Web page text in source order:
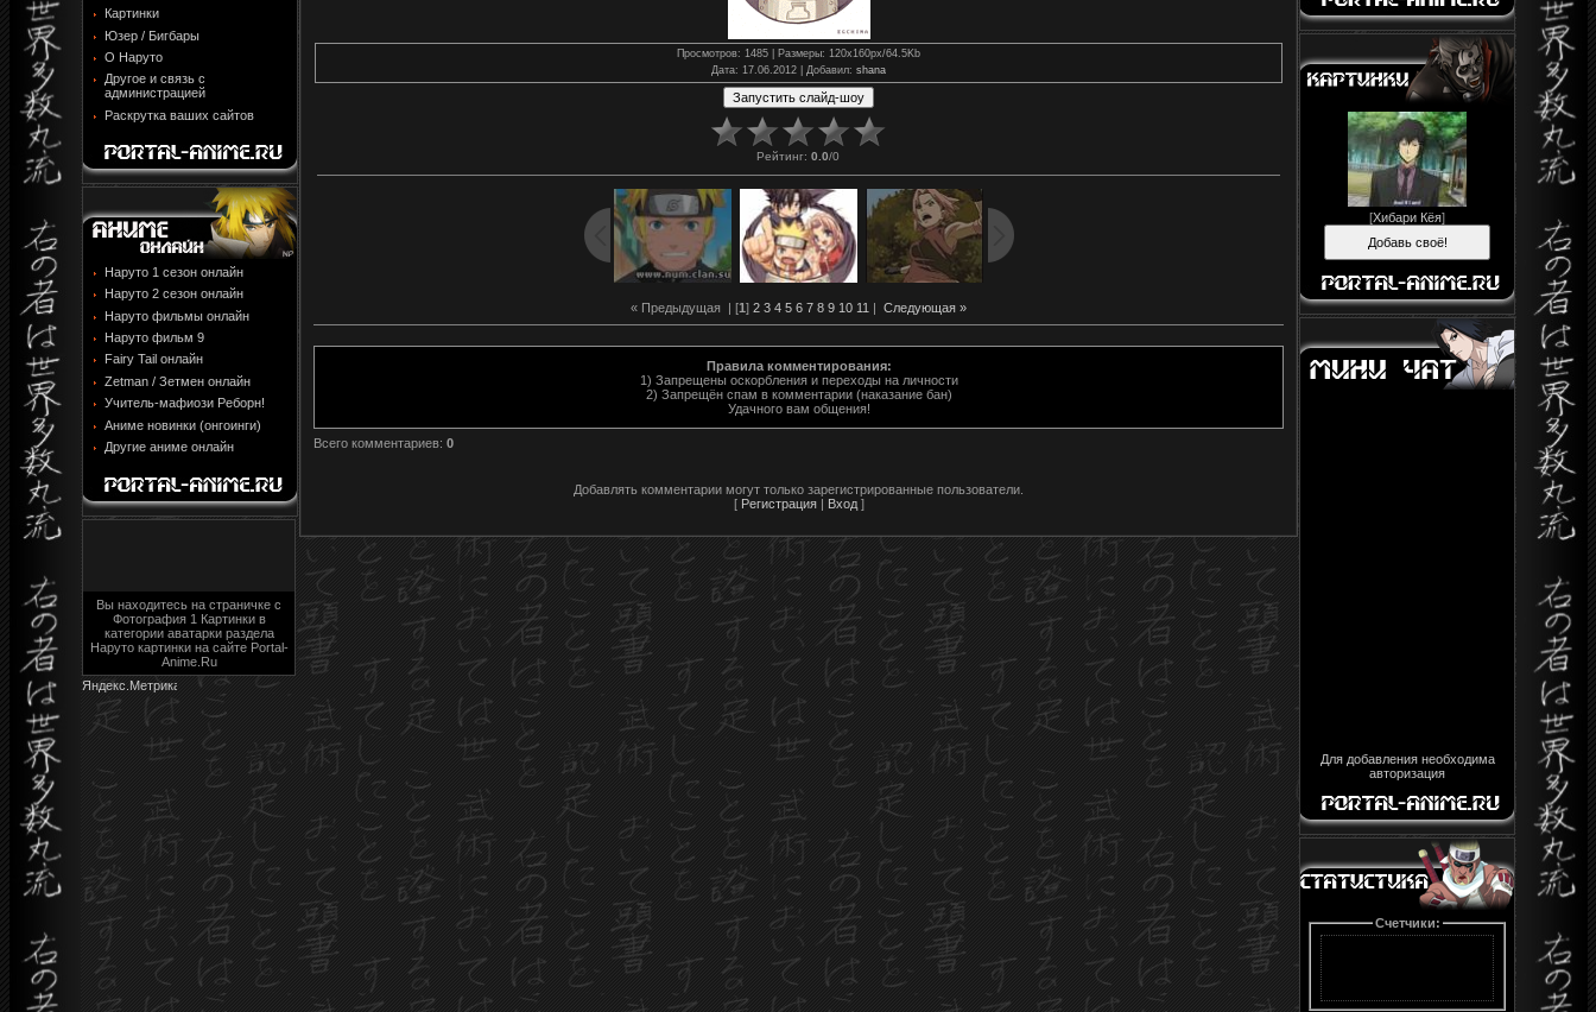
Картинки
Юзер / Бигбары
О Наруто
Другое и связь с
администрацией
Раскрутка ваших сайтов
Наруто 1 сезон онлайн
Наруто 2 сезон онлайн
Наруто фильмы онлайн
Наруто фильм 9
Fairy Tail онлайн
Zetman / Зетмен онлайн
Учитель-мафиози Реборн!
Аниме новинки (онгоинги)
Другие аниме онлайн
Вы находитесь на страничке с
Фотография 1 Картинки в
категории аватарки раздела
Наруто картинки на сайте Portal-
Anime.Ru
Просмотров: 1485 | Размеры: 120x160px/64.5Kb
Дата: 17.06.2012 | Добавил: shana
Рейтинг: 0.0/0
« Предыдущая | [1] 2 3 4 5 6 7 8 9 10 11 | Следующая »
Правила комментирования:
1) Запрещены оскорбления и переходы на личности
2) Запрещён спам в комментарии (наказание бан)
Удачного вам общения!
Всего комментариев: 0
Добавлять комментарии могут только зарегистрированные пользователи.
[ Регистрация| Вход]
[Хибари Кёя]
Для добавления необходима
авторизация
Счетчики: